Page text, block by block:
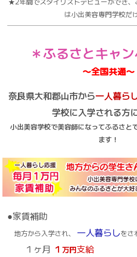
は小出美容専門学校だ
＊ふるさとキャ
〜全国共通〜
奈良県大和郡山市から一人暮ら
学校に入学される方
小出美容学校で美容師になってふるさと
ます！
●家賃補助
地方から入学され、 一人暮らしをさ
１ヶ月 １ 万円支給